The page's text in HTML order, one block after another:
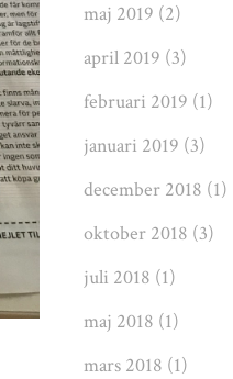
maj 2019 (2)
april 2019 (3)
februari 2019 (1)
januari 2019 (3)
december 2018 (1)
oktober 2018 (3)
juli 2018 (1)
maj 2018 (1)
mars 2018 (1)